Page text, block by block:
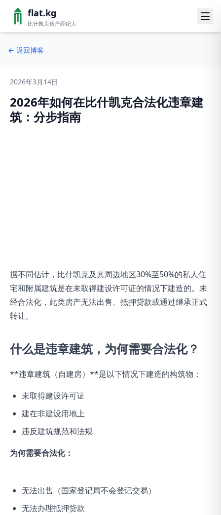
flat.kg
比什凯克房产经纪人
← 返回博客
2026年3月14日
2026年如何在比什凯克合法化违章建
筑：分步指南
据不同估计，比什凯克及其周边地区30%至50%的私人住
宅和附属建筑是在未取得建设许可证的情况下建造的。未
经合法化，此类房产无法出售、抵押贷款或通过继承正式
转让。
什么是违章建筑，为何需要合法化？
**违章建筑（自建房）**是以下情况下建造的构筑物：
未取得建设许可证
建在非建设用地上
违反建筑规范和法规
为何需要合法化：
无法出售（国家登记局不会登记交易）
无法办理抵押贷款